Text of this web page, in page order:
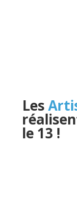
Les
le 13 !